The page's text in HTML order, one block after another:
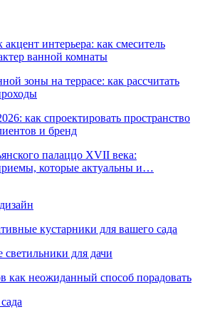
интерьера: как смеситель
ванной комнаты
зоны на террасе: как рассчитать
как спроектировать пространство
и бренд
палаццо XVII века:
которые актуальны и…
кустарники для вашего сада
для дачи
как неожиданный способ порадовать